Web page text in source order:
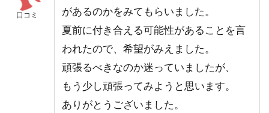
口コミ
があるのかをみてもらいました。
夏前に付き合える可能性があることを言
われたので、希望がみえました。
頑張るべきなのか迷っていましたが、
もう少し頑張ってみようと思います。
ありがとうございました。